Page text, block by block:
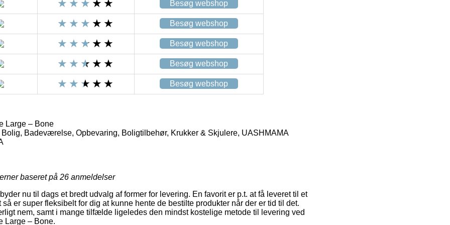
Besøg webshop
Besøg webshop
Besøg webshop
Besøg webshop
Besøg webshop
Large – Bone
Badeværelse, Opbevaring, Boligtilbehør, Krukker & Skjulere, UASHMAMA
baseret på 26 anmeldelser
nu til dags et bredt udvalg af former for levering. En favorit er p.t. at få leveret til et
er super fleksibelt for dig at kunne hente de bestilte produkter når der er tid til det.
nem, samt i mange tilfælde ligeledes den mindst kostelige metode til levering ved
Large – Bone.